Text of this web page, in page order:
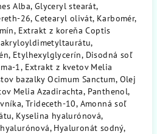
Alba, Glyceryl stearát,
26, Cetearyl olivát, Karbomér,
Extrakt z koreňa Coptis
Etylhexylglycerín, Disodná soľ
1, Extrakt z kvetov Melia
bazalky Ocimum Sanctum, Olej
Melia Azadirachta, Panthenol,
Trideceth-10, Amonná soľ
Kyselina hyalurónová,
Hyaluronát sodný,